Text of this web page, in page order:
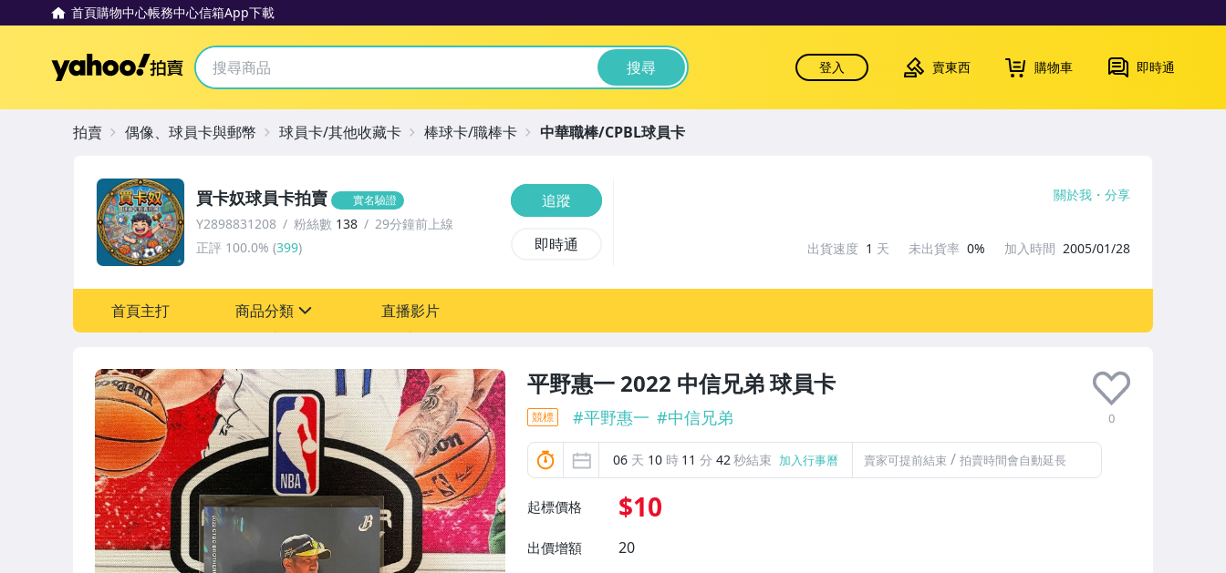
首頁購物中心帳務中心信箱App下載
Yahoo拍賣 搜尋 登入 賣東西 購物車 即時通
平野惠一 2022 中信兄弟 球員卡
0
競標 #平野惠一 #中信兄弟
06 天 10 時 11 分 41秒結束 加入行事曆 賣家可提前結束 / 拍賣時間會自動延長
起標價格 $10
出價增額 20
買卡奴球員卡拍賣 實名驗證
Y2898831208 粉絲數 138
29分鐘前上線
正評 100.0% (399)
追蹤
即時通
關於我 分享
出貨速度 1 天 未出貨率 0% 加入時間 2005/01/28
首頁主打 商品分類
偶像、球員卡與郵幣
運動、戶外與休閒
直播影片
拍賣 偶像、球員卡與郵幣 球員卡/其他收藏卡 棒球卡/職棒卡 中華職棒/CPBL球員卡